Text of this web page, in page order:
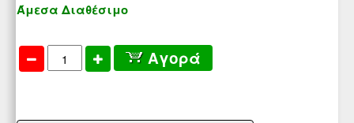
Άμεσα Διαθέσιμο
Αγορά